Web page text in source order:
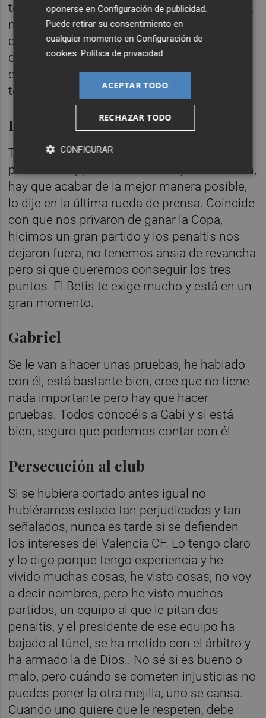
técnica, los jugadores pasan por momentos,
no solamente Bryan, también Marcos André,
que el club hizo una apuesta muy grande y
debe dar un paso adelante y lo tienen que
entender. Yo soy el que conoce el día a día y
tengo que tomar decisiones.
Partido contra el Betis
Tenemos que tener una motivación
profesional y pensar en el club y en la afición,
hay que acabar de la mejor manera posible,
lo dije en la última rueda de prensa. Coincide
con que nos privaron de ganar la Copa,
hicimos un gran partido y los penaltis nos
dejaron fuera, no tenemos ansia de revancha
pero si que queremos conseguir los tres
puntos. El Betis te exige mucho y está en un
gran momento.
Gabriel
Se le van a hacer unas pruebas, he hablado
con él, está bastante bien, cree que no tiene
nada importante pero hay que hacer
pruebas. Todos conocéis a Gabi y si está
bien, seguro que podemos contar con él.
Persecución al club
Si se hubiera cortado antes igual no
hubiéramos estado tan perjudicados y tan
señalados, nunca es tarde si se defienden
los intereses del Valencia CF. Lo tengo claro
y lo digo porque tengo experiencia y he
vivido muchas cosas, he visto cosas, no voy
a decir nombres, pero he visto muchos
partidos, un equipo al que le pitan dos
penaltis, y el presidente de ese equipo ha
bajado al túnel, se ha metido con el árbitro y
ha armado la de Dios.. No sé si es bueno o
malo, pero cuándo se cometen injusticias no
puedes poner la otra mejilla, uno se cansa.
Cuando uno quiere que le respeten, debe
oponerse enConfiguración de publicidad
Puede retirar su consentimiento en
cualquier momento enConfiguración de
cookies .Política de privacidad
ACEPTAR TODO
RECHAZAR TODO
CONFIGURAR